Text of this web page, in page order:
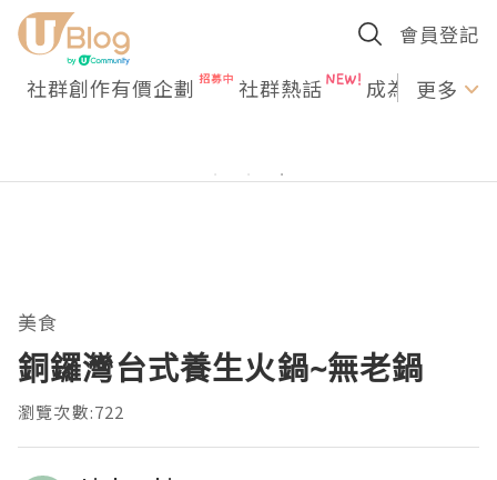
會員登記
社群創作有價企劃 社群熱話 成為U更多
美食
銅鑼灣台式養生火鍋~無老鍋
瀏覽次數:722